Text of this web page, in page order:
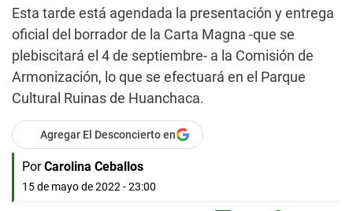
Esta tarde está agendada la presentación y entrega
oficial del borrador de la Carta Magna -que se
plebiscitará el 4 de septiembre- a la Comisión de
Armonización, lo que se efectuará en el Parque
Cultural Ruinas de Huanchaca.
Agregar El Desconcierto en
Por Carolina Ceballos
15 de mayo de 2022 - 23:00